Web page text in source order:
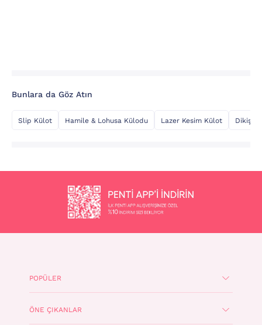
Bunlara da Göz Atın
Slip Külot Hamile & Lohusa Külodu Lazer Kesim Külot
POPÜLER
ÖNE ÇIKANLAR